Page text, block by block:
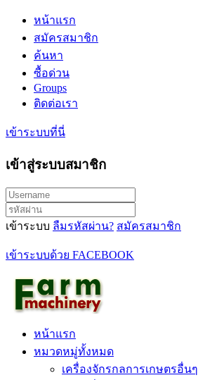
หน้าแรก
สมัครสมาชิก
ค้นหา
ซื้อด่วน
Groups
ติดต่อเรา
เข้าระบบที่นี่
เข้าสู่ระบบสมาชิก
เข้าระบบ ลืมรหัสผ่าน? สมัครสมาชิก
เข้าระบบด้วย FACEBOOK
หน้าแรก
หมวดหมู่ทั้งหมด
เครื่องจักรกลการเกษตรอื่นๆ